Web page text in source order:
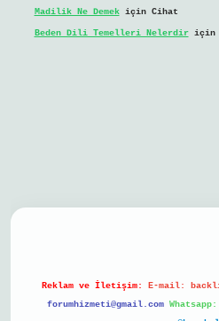
Madilik Ne Demekiçin Cihat
Beden Dili Temelleri Nelerdiriçin
Reklam ve İletişim: E-mail:
forumhizmeti@gmail.com